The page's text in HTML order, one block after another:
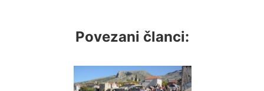
Povezani članci: